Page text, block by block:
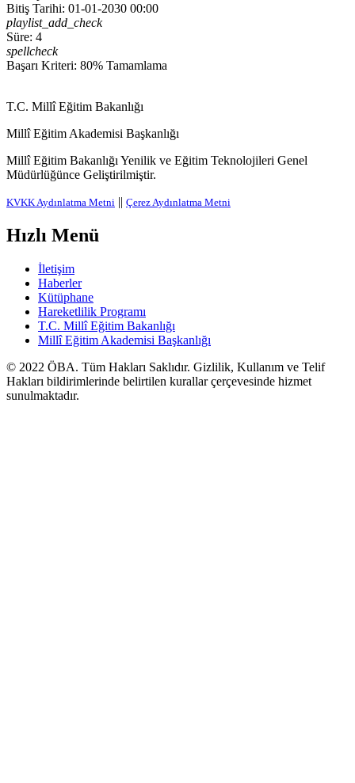
Bitiş Tarihi: 01-01-2030 00:00
playlist_add_check
Süre: 4
spellcheck
Başarı Kriteri: 80% Tamamlama
T.C. Millî Eğitim Bakanlığı
Millî Eğitim Akademisi Başkanlığı
Millî Eğitim Bakanlığı Yenilik ve Eğitim Teknolojileri Genel
Müdürlüğünce Geliştirilmiştir.
KVKK Aydınlatma Metni || Çerez Aydınlatma Metni
Hızlı Menü
İletişim
Haberler
Kütüphane
Hareketlilik Programı
T.C. Millî Eğitim Bakanlığı
Millî Eğitim Akademisi Başkanlığı
© 2022 ÖBA. Tüm Hakları Saklıdır. Gizlilik, Kullanım ve Telif
Hakları bildirimlerinde belirtilen kurallar çerçevesinde hizmet
sunulmaktadır.